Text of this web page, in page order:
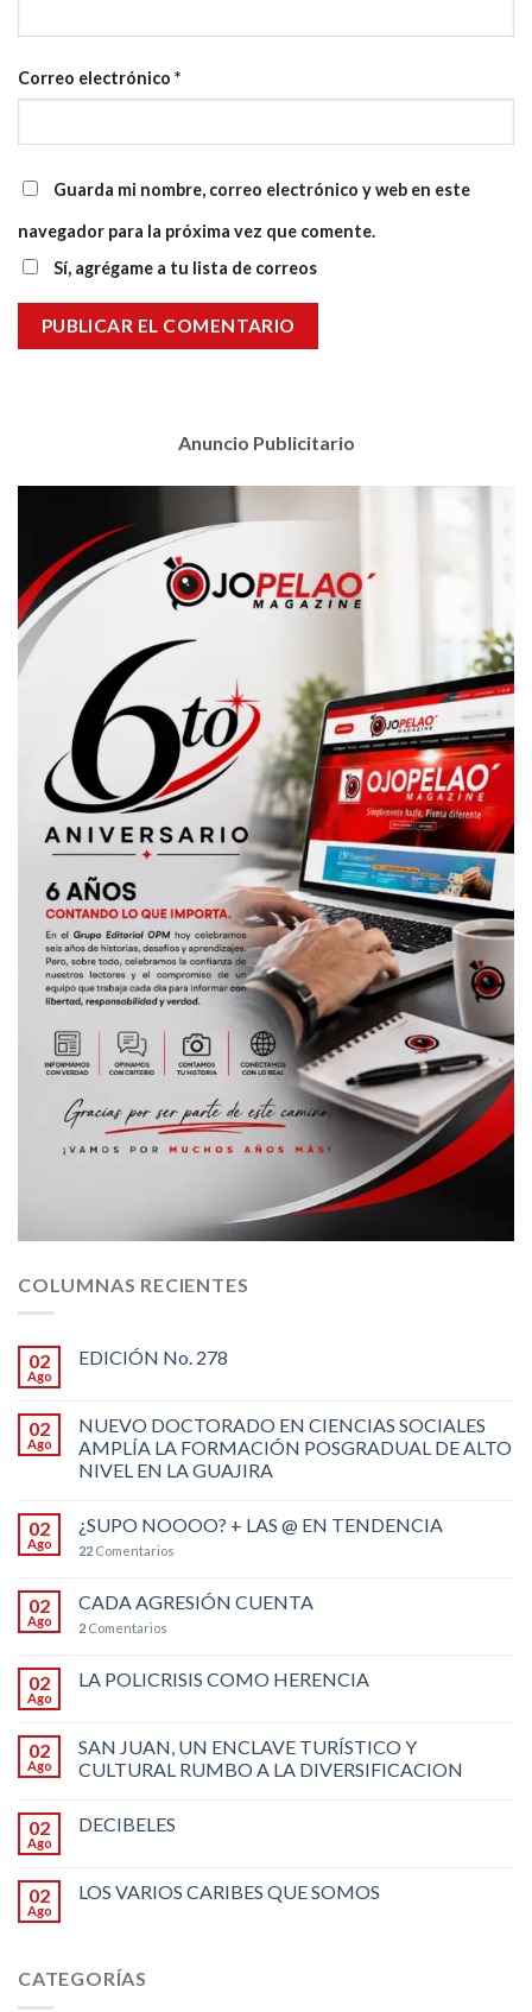
Correo electrónico *
Guarda mi nombre, correo electrónico y web en este
navegador para la próxima vez que comente.
Sí, agrégame a tu lista de correos
Anuncio Publicitario
COLUMNAS RECIENTES
02
Ago
EDICIÓN No. 278
02
Ago
NUEVO DOCTORADO EN CIENCIAS SOCIALES
AMPLÍA LA FORMACIÓN POSGRADUAL DE ALTO
NIVEL EN LA GUAJIRA
02
Ago
¿SUPO NOOOO? + LAS @ EN TENDENCIA
22 Comentarios
02
Ago
CADA AGRESIÓN CUENTA
2 Comentarios
02
Ago
LA POLICRISIS COMO HERENCIA
02
Ago
SAN JUAN, UN ENCLAVE TURÍSTICO Y
CULTURAL RUMBO A LA DIVERSIFICACION
02
Ago
DECIBELES
02
Ago
LOS VARIOS CARIBES QUE SOMOS
CATEGORÍAS